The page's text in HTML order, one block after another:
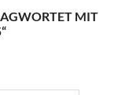
MIT